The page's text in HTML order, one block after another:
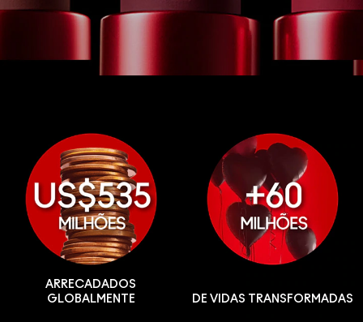
ARRECADADOS
GLOBALMENTE
DE VIDAS TRANSFORMADAS